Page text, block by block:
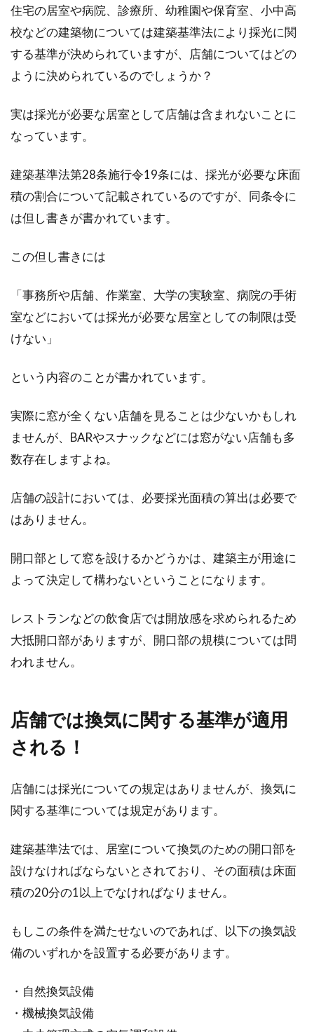
私道か公道か調べる理由！
道路には公道と私道があることをご存知でしょ
うか。これから土地を買って家を建てようとい
う方や建...
の遊び場は公園へ
住宅地にも多くある、私道にまつわるトラブル
は後を絶ちません。権利に関するトラブルを始
木造の賃貸物件は騒音トラブルが多
い？騒音対策をしよう！
音の問題で悩んだ経験が、一度や二度ある方も
住宅の居室や病院、診療所、幼稚園や保育室、小中高
校などの建築物については建築基準法により採光に関
する基準が決められていますが、店舗についてはどの
ように決められているのでしょうか？
実は採光が必要な居室として店舗は含まれないことに
なっています。
建築基準法第28条施行令19条には、採光が必要な床面
積の割合について記載されているのですが、同条令に
は但し書きが書かれています。
この但し書きには
「事務所や店舗、作業室、大学の実験室、病院の手術
室などにおいては採光が必要な居室としての制限は受
けない」
という内容のことが書かれています。
実際に窓が全くない店舗を見ることは少ないかもしれ
ませんが、BARやスナックなどには窓がない店舗も多
数存在しますよね。
店舗の設計においては、必要採光面積の算出は必要で
はありません。
開口部として窓を設けるかどうかは、建築主が用途に
よって決定して構わないということになります。
レストランなどの飲食店では開放感を求められるため
大抵開口部がありますが、開口部の規模については問
われません。
店舗では換気に関する基準が適用
される！
店舗には採光についての規定はありませんが、換気に
関する基準については規定があります。
建築基準法では、居室について換気のための開口部を
設けなければならないとされており、その面積は床面
積の20分の1以上でなければなりません。
もしこの条件を満たせないのであれば、以下の換気設
備のいずれかを設置する必要があります。
・自然換気設備
・機械換気設備